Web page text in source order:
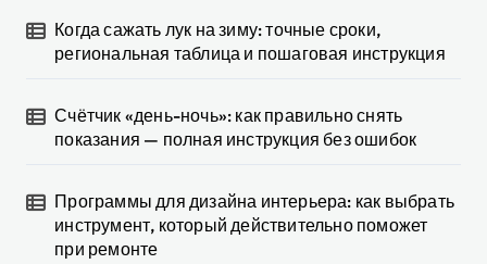
Когда сажать лук на зиму: точные сроки,
региональная таблица и пошаговая инструкция
Счётчик «день-ночь»: как правильно снять
показания — полная инструкция без ошибок
Программы для дизайна интерьера: как выбрать
инструмент, который действительно поможет
при ремонте